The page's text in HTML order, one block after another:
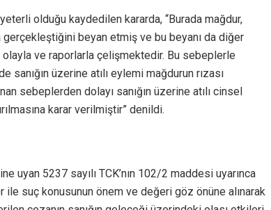
yeterli olduğu kaydedilen kararda, “Burada mağdur,
beyan etmiş ve bu beyanı da diğer
ve raporlarla çelişmektedir. Bu sebeplerle
sanığın üzerine atılı eylemi mağdurun rızası
sebeplerden dolayı sanığın üzerine atılı cinsel
karar verilmiştir” denildi.
uyan 5237 sayılı TCK’nın 102/2 maddesi uyarınca
suç konusunun önem ve değeri göz önüne alınarak